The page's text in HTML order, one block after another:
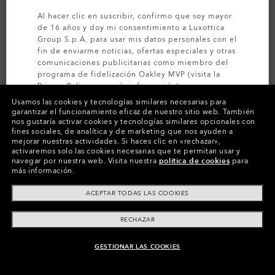
MOD3 - MIPS
€126.00
€180.00
30%
DRT5 MAVEN - MIPS
€160.00
€200.00
20%
Usamos las cookies y tecnologías similares necesarias para
garantizar el funcionamiento eficaz de nuestro sitio web. También
nos gustaría activar cookies y tecnologías similares opcionales con
fines sociales, de analítica y de marketing que nos ayuden a
mejorar nuestras actividades. Si haces clic en «rechazar»,
activaremos solo las cookies necesarias que te permitan usar y
navegar por nuestra web. Visita nuestra política de cookies para
más información.
ACEPTAR TODAS LAS COOKIES
RECHAZAR
GESTIONAR LAS COOKIES
Al hacer clic en suscribir, confirmo que soy mayor
de 16 años y doy mi consentimiento a Luxottica
Group S.p.A. para usar mis datos personales con el
fin de enviarme noticias, ofertas especiales y otras
comunicaciones publicitarias como miembro del
programa de fidelización Oakley MVP (visita la
Privacy Policypara más información).
SUSCRÍBETE